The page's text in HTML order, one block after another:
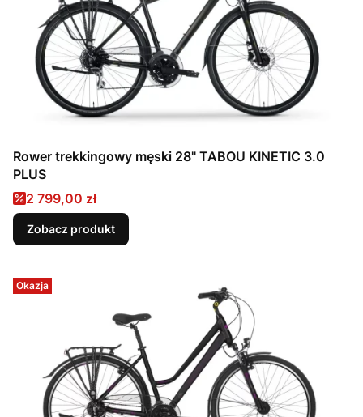
Rower trekkingowy męski 28" TABOU KINETIC 3.0
PLUS
Cena promocyjna
2 799,00 zł
Zobacz produkt
Okazja